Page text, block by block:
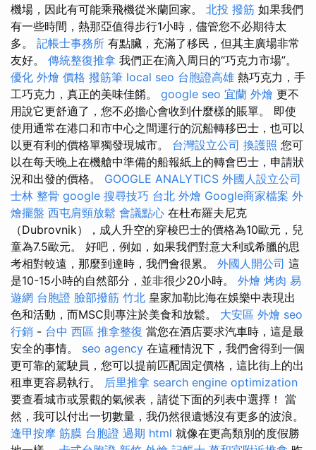
機場，因此有可能乘飛機從米蘭回家。 北投 撥筋 如果我們
有一些時間，熱那亞值得步行1小時，儘管您不必期待太
多。 記帳士事務所 有點臟，充滿了移民，但其主廣場非常
友好。 傳統整復推拿 我們正在滴入周日的“巧克力市場”。
優化 外燴 價格 撥筋筆 local seo 台胞證高雄 熱巧克力，手
工巧克力，真正的美味佳餚。 google seo 宜蘭 外燴 更不
用說它更舒適了，您不必擔心會收到什麼樣的賬單。 即使
使用通常在港口和市中心之間運行的沉船轉移巴士，也可以
以更有利的價格單獨發現城市。 台灣設立公司 換護照 您可
以在每天晚上在機艙中準備的船報紙上的轉會巴士，申請狀
況和出發的價格。 GOOGLE ANALYTICS 外國人設立公司
士林 整骨 google 搜尋技巧 台北 外燴 Google商家檔案 外
燴擺盤 西屯肩頸放鬆 會議點心 在杜布羅夫尼克
（Dubrovnik），成人升空的穿梭巴士的價格為10歐元，兒
童為7.5歐元。 好吧，例如，如果我們對意大利或希臘的思
考相對較遠，那麼到達時，我們會很累。 外國人開公司 這
是10-15小時的自然部分，並非很少20小時。 外燴 烤肉 易
遊網 台胞證 臉部撥筋 竹北 皇家加勒比海在娛樂中表現出
色和活動，而MSC則專注於美食和放鬆。 大安區 外燴 seo
行銷 - 台中 西區 推拿整復 當您在酒店要求汽車時，這是最
安全的事情。 seo agency 在這種情況下，我們會得到一個
更可靠的駕駛員，您可以提前匹配固定價格，這比街上的出
租車更容易執行。 后里推拿 search engine optimization
要查看城市或景觀的氣候表，請從下面的列表中選擇！ 當
然，我可以付出一切數量，我仍然很遺憾沒有更多的波浪。
逢甲按摩 筋膜 台胞證 過期 html 就像在更高類別的度假勝